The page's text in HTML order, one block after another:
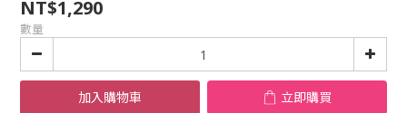
NT$1,290
數量
加入購物車 立即購買